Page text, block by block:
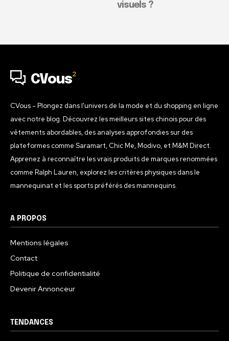
visuels ?
CVous2
CVous - Plongez dans l'univers de la mode et du shopping en ligne
avec notre blog. Découvrez les meilleurs sites chinois pour des
vêtements abordables, des analyses approfondies sur des
plateformes comme Saramart, Chic Me, Modivo, et M&M Direct.
Apprenez à reconnaître les vrais produits de marques renommées
comme Ralph Lauren, explorez les critères physiques dans le
mannequinat et les sports préférés des mannequins.
A PROPOS
Mentions légales
Contact
Politique de confidentialité
Devenir Annonceur
TENDANCES